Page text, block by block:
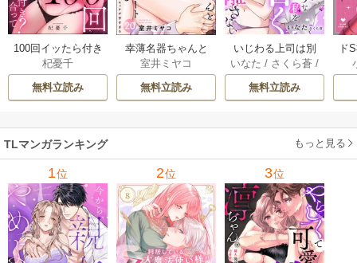
100回イッたら付き
合って？ 無愛想な
ライバル同期の溺
愛絶倫セックス
杞憂千
無料立読み
幸薄名器ちゃんと
絶倫エリートくん
むさぼりエッチが
甘すぎる（分冊
室井ミヤコ
無料立読み
いじわる上司は別
れたがりな私を甘
く咎めて離さない
【分冊版】 7巻
いなた / さくら蒼 /
ache
無料立読み
ド
TLマンガランキング もっと見る
1位 2位 3位